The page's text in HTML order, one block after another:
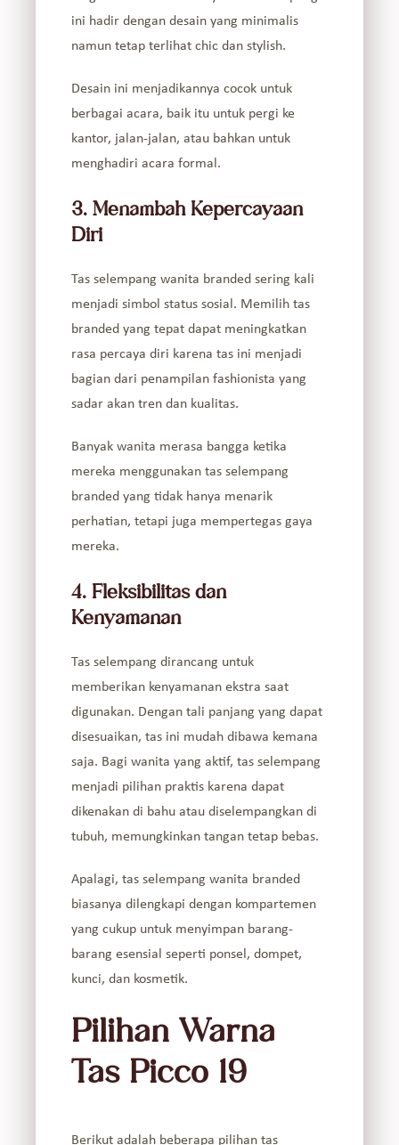
ini hadir dengan desain yang minimalis
namun tetap terlihat chic dan stylish.
Desain ini menjadikannya cocok untuk
berbagai acara, baik itu untuk pergi ke
kantor, jalan-jalan, atau bahkan untuk
menghadiri acara formal.
3. Menambah Kepercayaan
Diri
Tas selempang wanita branded sering kali
menjadi simbol status sosial. Memilih tas
branded yang tepat dapat meningkatkan
rasa percaya diri karena tas ini menjadi
bagian dari penampilan fashionista yang
sadar akan tren dan kualitas.
Banyak wanita merasa bangga ketika
mereka menggunakan tas selempang
branded yang tidak hanya menarik
perhatian, tetapi juga mempertegas gaya
mereka.
4. Fleksibilitas dan
Kenyamanan
Tas selempang dirancang untuk
memberikan kenyamanan ekstra saat
digunakan. Dengan tali panjang yang dapat
disesuaikan, tas ini mudah dibawa kemana
saja. Bagi wanita yang aktif, tas selempang
menjadi pilihan praktis karena dapat
dikenakan di bahu atau diselempangkan di
tubuh, memungkinkan tangan tetap bebas.
Apalagi, tas selempang wanita branded
biasanya dilengkapi dengan kompartemen
yang cukup untuk menyimpan barang-
barang esensial seperti ponsel, dompet,
kunci, dan kosmetik.
Pilihan Warna
Tas Picco 19
Berikut adalah beberapa pilihan tas